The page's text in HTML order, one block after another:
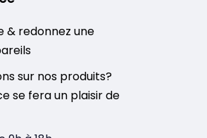
& redonnez une
sur nos produits?
se fera un plaisir de